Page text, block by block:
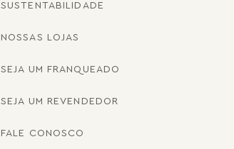
SUSTENTABILIDADE
NOSSAS LOJAS
SEJA UM FRANQUEADO
SEJA UM REVENDEDOR
FALE CONOSCO